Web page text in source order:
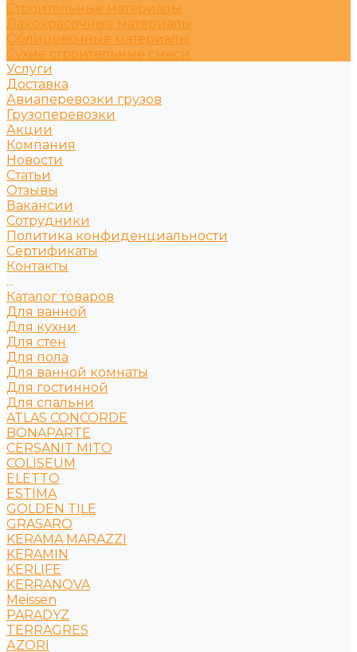
Строительные материалы
Лакокрасочные материалы
Облицовочные материалы
Сухие строительные смеси
Услуги
Доставка
Авиаперевозки грузов
Грузоперевозки
Акции
Компания
Новости
Статьи
Отзывы
Вакансии
Сотрудники
Политика конфиденциальности
Сертификаты
Контакты
...
Каталог товаров
Для ванной
Для кухни
Для стен
Для пола
Для ванной комнаты
Для гостинной
Для спальни
ATLAS CONCORDE
BONAPARTE
CERSANIT MITO
COLISEUM
ELETTO
ESTIMA
GOLDEN TILE
GRASARO
KERAMA MARAZZI
KERAMIN
KERLIFE
KERRANOVA
Meissen
PARADYZ
TERRAGRES
АZORI